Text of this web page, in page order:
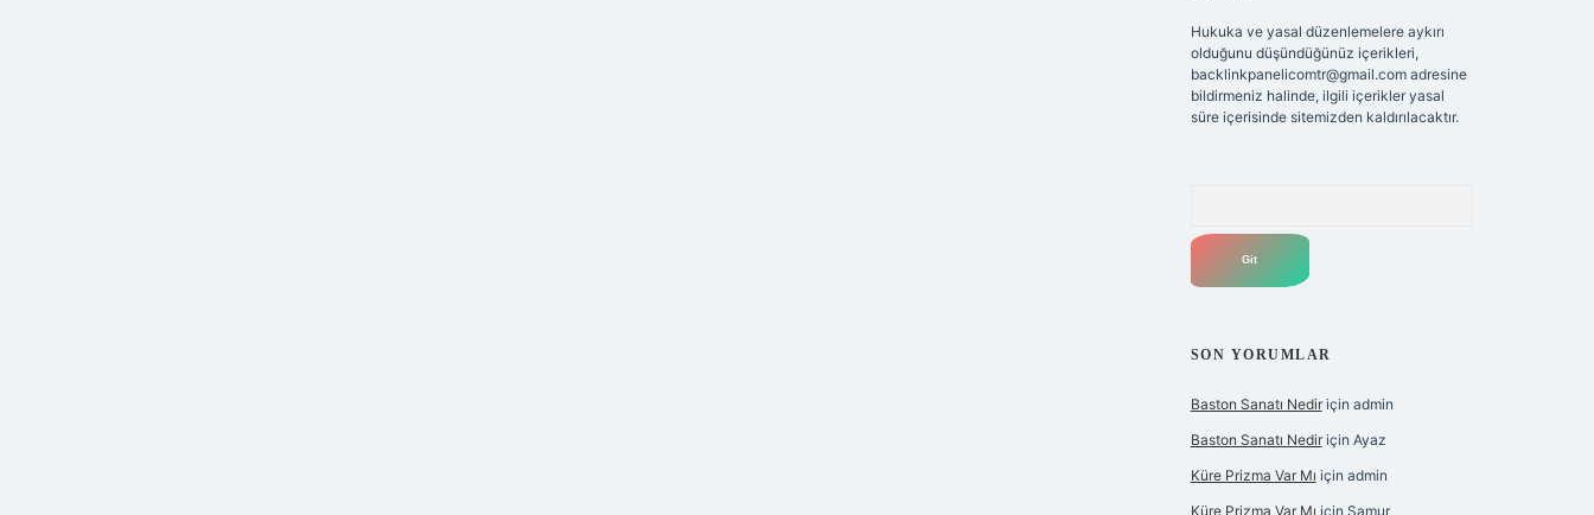
Hukuka ve yasal düzenlemelere aykırı
olduğunu düşündüğünüz içerikleri,
backlinkpanelicomtr@gmail.comadresine
bildirmeniz halinde, ilgili içerikler yasal
süre içerisinde sitemizden kaldırılacaktır.
SON YORUMLAR
Baston Sanatı Nediriçin admin
Baston Sanatı Nediriçin Ayaz
Küre Prizma Var Mı için admin
Küre Prizma Var Mı için Samur